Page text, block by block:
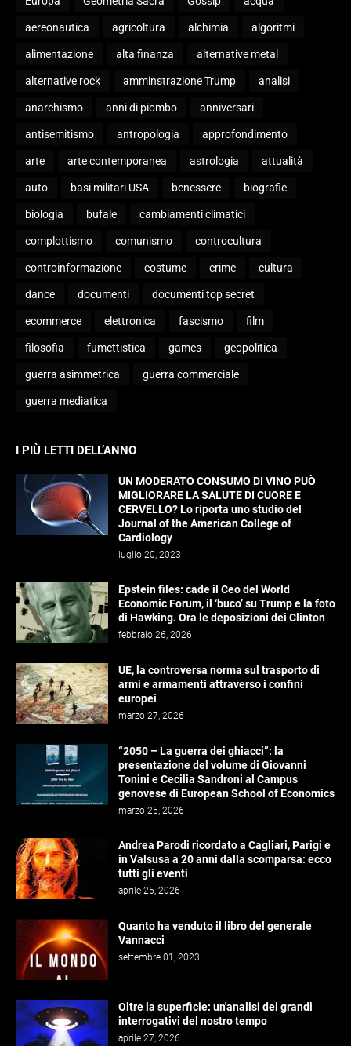
aereonautica agricoltura alchimia algoritmi
alimentazione alta finanza alternative metal
alternative rock amminstrazione Trump analisi
anarchismo anni di piombo anniversari
antisemitismo antropologia approfondimento
arte arte contemporanea astrologia attualità
auto basi militari USA benessere biografie
biologia bufale cambiamenti climatici
complottismo comunismo controcultura
controinformazione costume crime cultura
dance documenti documenti top secret
ecommerce elettronica fascismo film
filosofia fumettistica games geopolitica
guerra asimmetrica guerra commerciale
guerra mediatica
I PIÙ LETTI DELL’ANNO
UN MODERATO CONSUMO DI VINO PUÒ
MIGLIORARE LA SALUTE DI CUORE E
CERVELLO? Lo riporta uno studio del
Journal of the American College of
Cardiology
luglio 20, 2023
Epstein files: cade il Ceo del World
Economic Forum, il ‘buco’ su Trump e la foto
di Hawking. Ora le deposizioni dei Clinton
febbraio 26, 2026
UE, la controversa norma sul trasporto di
armi e armamenti attraverso i confini
europei
marzo 27, 2026
“2050 – La guerra dei ghiacci”: la
presentazione del volume di Giovanni
Tonini e Cecilia Sandroni al Campus
genovese di European School of Economics
marzo 25, 2026
Andrea Parodi ricordato a Cagliari, Parigi e
in Valsusa a 20 anni dalla scomparsa: ecco
tutti gli eventi
aprile 25, 2026
Quanto ha venduto il libro del generale
Vannacci
settembre 01, 2023
Oltre la superficie: un'analisi dei grandi
interrogativi del nostro tempo
aprile 27, 2026